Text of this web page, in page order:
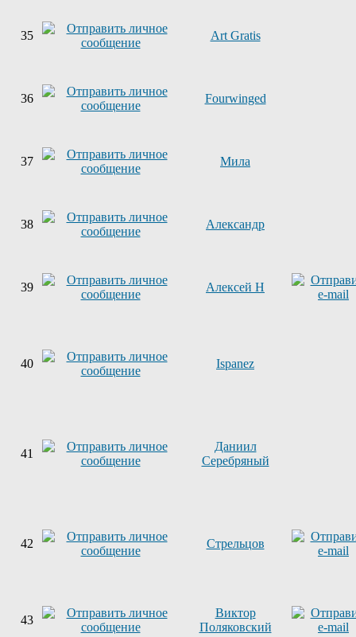
35 Art Gratis
36 Fourwinged
37 Мила
38 Александр
39 Алексей Н
40 Ispanez
41
Даниил
Серебряный
42 Стрельцов
43
Виктор
Поляковский